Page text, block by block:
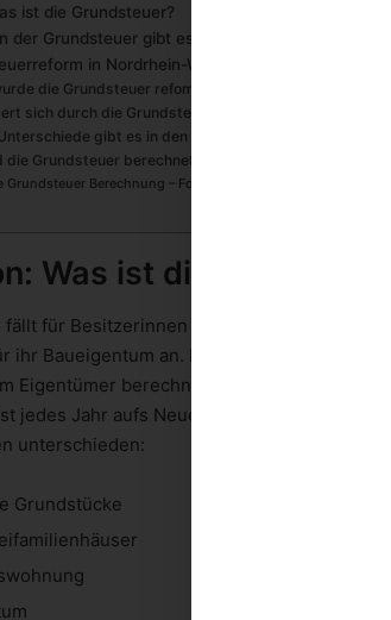
ist die Grundsteuer?
der Grundsteuer gibt es?
in Nordrhein-Westfalen
die Grundsteuer refomiert?
sich durch die Grundsteuerreform 2022?
gibt es in den einzelnen Bundesländern?
die Grundsteuer berechnet?
Grundsteuer Berechnung – Formel:
Was ist die
fällt für Besitzerinnen und
ihr Baueigentum an. Die Grundsteuer
Eigentümer berechnet. Die Höhe der
jedes Jahr aufs Neue fällig. Es werden
unterschieden:
Grundstücke